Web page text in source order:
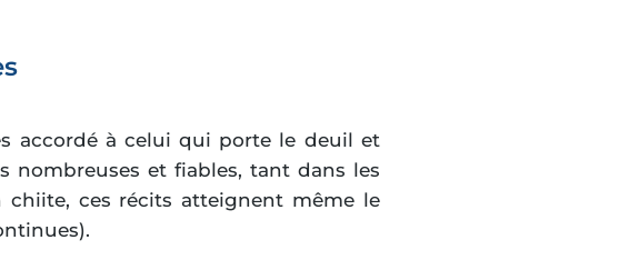
accordé à celui qui porte le deuil et
nombreuses et fiables, tant dans les
ces récits atteignent même le